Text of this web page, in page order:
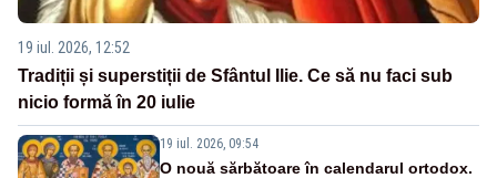
19 iul. 2026, 12:52
Tradiții și superstiții de Sfântul Ilie. Ce să nu faci sub
nicio formă în 20 iulie
19 iul. 2026, 09:54
O nouă sărbătoare în calendarul ortodox.